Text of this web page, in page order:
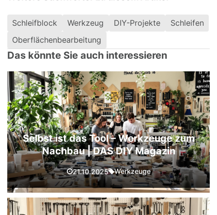
Schleifblock Werkzeug DIY-Projekte
Schleifen
Oberflächenbearbeitung
Das könnte Sie auch interessieren
Selbst ist das Tool – Werkzeuge zum
Nachbau | DAS DIY Magazin
21.10.2025 Werkzeuge